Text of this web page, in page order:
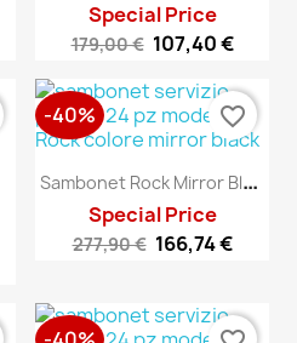
Special Price
179,00 € 107,40 €
S
Ambonet Rock Mirror Black...
Special Price
277,90 € 166,74 €
-40% favorite_border